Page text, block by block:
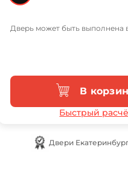
Дверь может быть выполнена
В
Быстрый
Двери